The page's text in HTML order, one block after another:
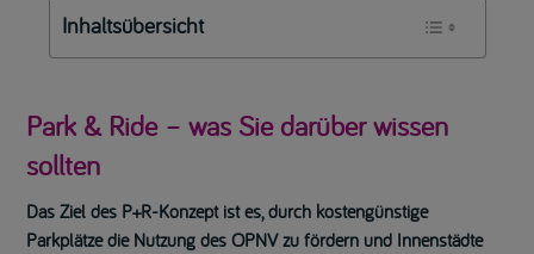
Inhaltsübersicht
Park & Ride – was Sie darüber wissen
sollten
Das Ziel des P+R-Konzept ist es, durch kostengünstige
Parkplätze die Nutzung des ÖPNV zu fördern und Innenstädte